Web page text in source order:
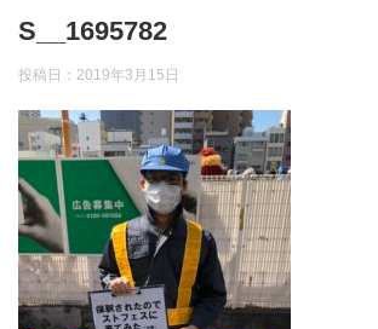
S__1695782
投稿日： 2019年3月15日